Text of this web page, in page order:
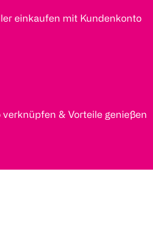
einkaufen mit Kundenkonto
verknüpfen & Vorteile genießen